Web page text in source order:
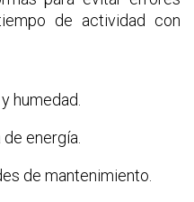
de actividad con
humedad.
energía.
de mantenimiento.